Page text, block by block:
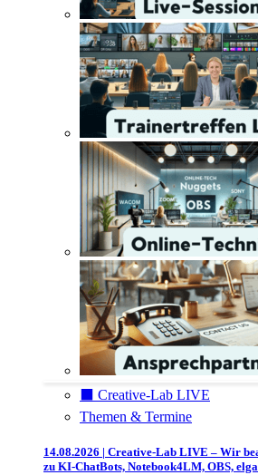
⬛️ Creative-Lab LIVE
Themen & Termine
14.08.2026 | Creative-Lab LIVE – Wir
zu KI-ChatBots, Notebook4LM, OBS,